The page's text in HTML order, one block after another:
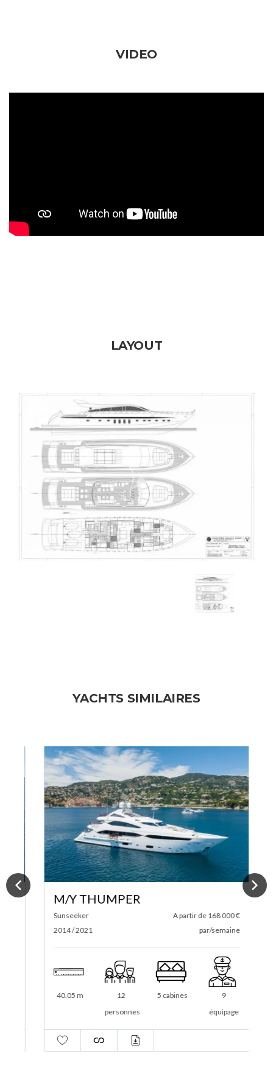
VIDEO
LAYOUT
YACHTS SIMILAIRES
M/Y THUMPER
Sunseeker
2014 / 2021
A partir de 168 000 €
par/semaine
40.05 m
personnes
5 cabines
équipage